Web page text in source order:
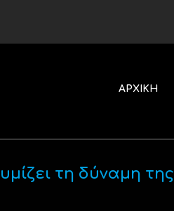
ΑΡΧΙΚΗ
τη δύναμη